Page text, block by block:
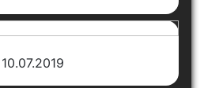
10.07.2019